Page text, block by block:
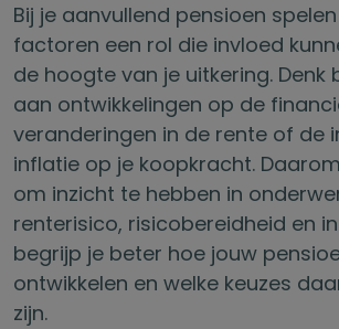
Bij je aanvullend pensioen
factoren een rol die invloed
de hoogte van je uitkering. Denk
aan ontwikkelingen op de
veranderingen in de rente of de
inflatie op je koopkracht.
om inzicht te hebben in
renterisico, risicobereidheid en
begrijp je beter hoe jouw
ontwikkelen en welke keuzes
zijn.